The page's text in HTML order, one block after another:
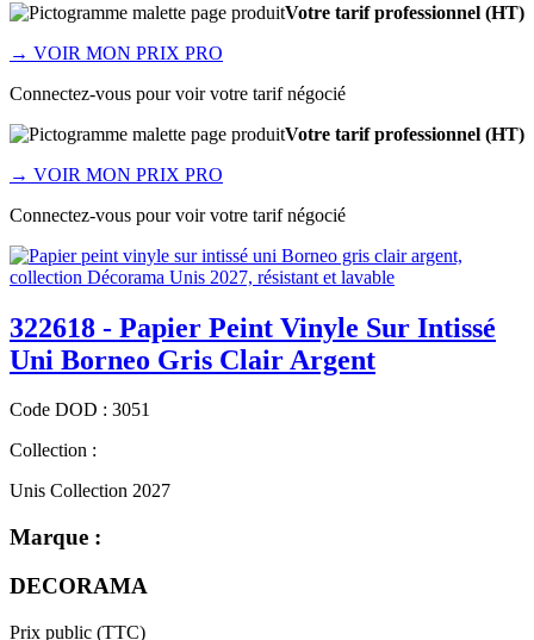
Votre tarif professionnel (HT)
→ VOIR MON PRIX PRO
Connectez-vous pour voir votre tarif négocié
Votre tarif professionnel (HT)
→ VOIR MON PRIX PRO
Connectez-vous pour voir votre tarif négocié
322618 - Papier Peint Vinyle Sur Intissé
Uni Borneo Gris Clair Argent
Code DOD : 3051
Collection :
Unis Collection 2027
Marque :
DECORAMA
Prix public (TTC)